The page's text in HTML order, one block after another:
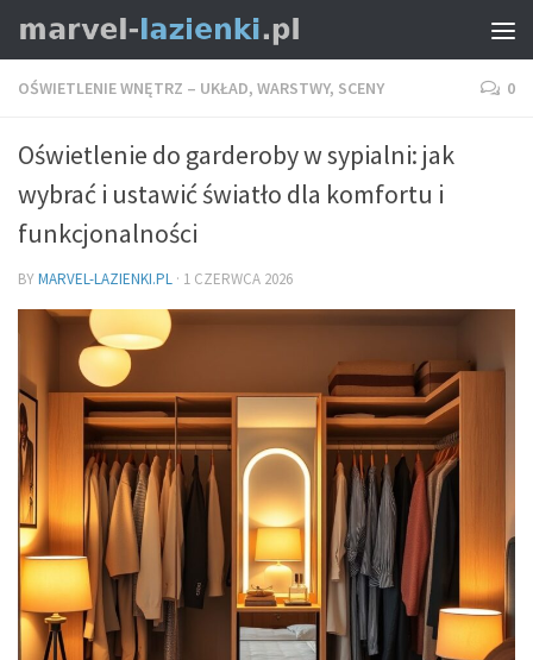
OŚWIETLENIE WNĘTRZ – UKŁAD, WARSTWY, SCENY 0
Oświetlenie do garderoby w sypialni: jak
wybrać i ustawić światło dla komfortu i
funkcjonalności
BYMARVEL-LAZIENKI.PL · 1 CZERWCA 2026